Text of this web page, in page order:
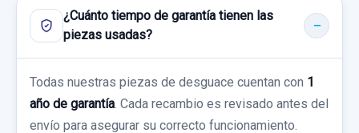
ELEVALUNAS TRASERO DERECHO 13350763
Consultar por whatsapp
Ref:853156
126,00 €
Sin IVA, gastos de envío no incluidos.
¿Cuánto tiempo de garantía tienen las
piezas usadas?
Todas nuestras piezas de desguace cuentan con 1
año de garantía . Cada recambio es revisado antes del
envío para asegurar su correcto funcionamiento.